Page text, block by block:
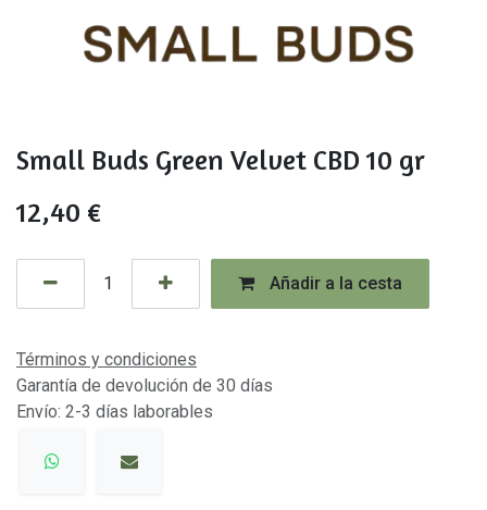
Small Buds Green Velvet CBD 10 gr
12,40 €
Añadir a la cesta
Términos y condiciones
Garantía de devolución de 30 días
Envío: 2-3 días laborables